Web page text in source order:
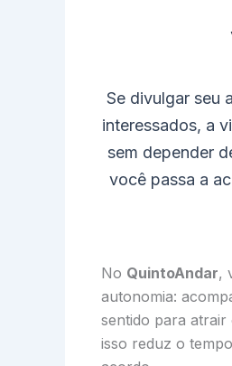
Se divulgar seu
interessados, a
sem depender
você passa a
No QuintoAndar,
autonomia:
sentido para
isso reduz o